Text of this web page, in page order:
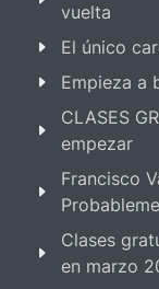
vuelta
El único
Empieza a
CLASES
empezar
Francisco
Clases
en marzo